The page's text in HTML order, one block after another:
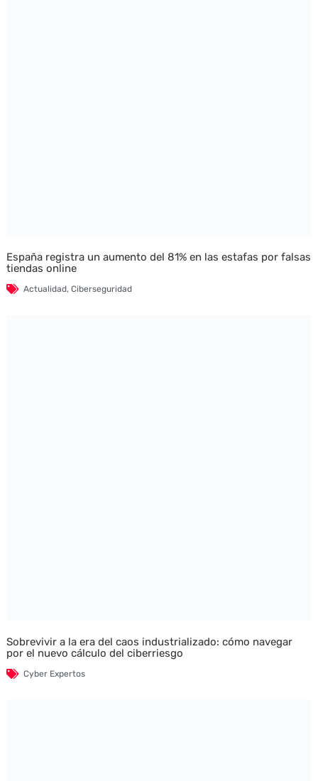
España registra un aumento del 81% en las estafas por falsas
tiendas online
Actualidad, Ciberseguridad
Sobrevivir a la era del caos industrializado: cómo navegar
por el nuevo cálculo del ciberriesgo
Cyber Expertos